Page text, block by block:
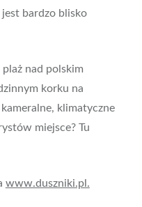
jest bardzo blisko
nad polskim
korku na
klimatyczne
miejsce? Tu
www.duszniki.pl.